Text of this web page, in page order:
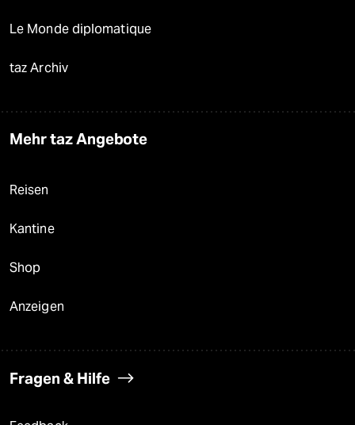
Le Monde diplomatique
taz Archiv
Mehr taz Angebote
Reisen
Kantine
Shop
Anzeigen
Fragen & Hilfe